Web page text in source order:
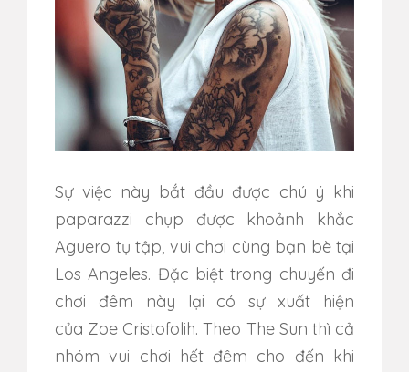
Sự việc này bắt đầu được chú ý khi
paparazzi chụp được khoảnh khắc
Aguero tụ tập, vui chơi cùng bạn bè tại
Los Angeles. Đặc biệt trong chuyến đi
chơi đêm này lại có sự xuất hiện
của Zoe Cristofolih. Theo The Sun thì cả
nhóm vui chơi hết đêm cho đến khi